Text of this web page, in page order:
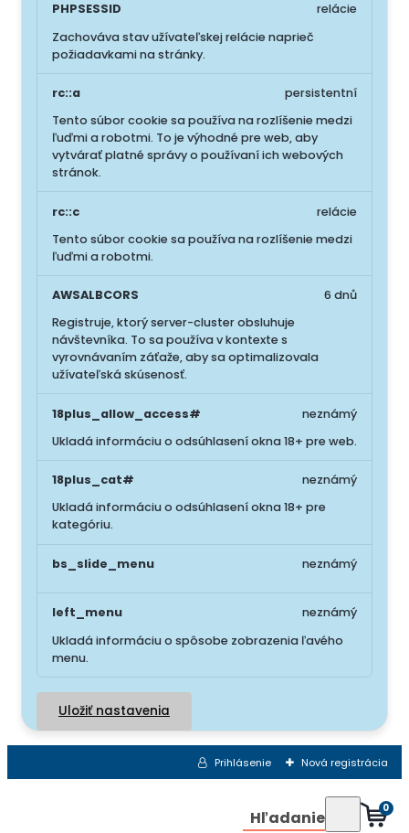
PHPSESSID
Zachováva stav užívateľskej relácie naprieč
požiadavkami na stránky.
relácie
rc::a
Tento súbor cookie sa používa na rozlíšenie medzi
ľuďmi a robotmi. To je výhodné pre web, aby
vytvárať platné správy o používaní ich webových
stránok.
persistentní
rc::c
Tento súbor cookie sa používa na rozlíšenie medzi
ľuďmi a robotmi.
relácie
AWSALBCORS
Registruje, ktorý server-cluster obsluhuje
návštevníka. To sa používa v kontexte s
vyrovnávaním záťaže, aby sa optimalizovala
užívateľská skúsenosť.
6 dnů
18plus_allow_access#
Ukladá informáciu o odsúhlasení okna 18+ pre web.
neznámý
18plus_cat#
Ukladá informáciu o odsúhlasení okna 18+ pre
kategóriu.
neznámý
bs_slide_menu neznámý
left_menu
Ukladá informáciu o spôsobe zobrazenia ľavého
menu.
neznámý
Uložiť nastavenia
Prihlásenie Nová registrácia
Hľadanie 0